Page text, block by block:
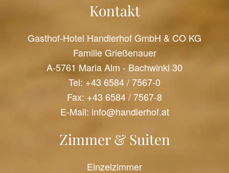
Kontakt
Gasthof-Hotel Handlerhof GmbH & CO KG
Familie Grießenauer
A-5761 Maria Alm - Bachwinkl 30
Tel: +43 6584 / 7567-0
Fax: +43 6584 / 7567-8
E-Mail: info@handlerhof.at
Zimmer & Suiten
Einzelzimmer